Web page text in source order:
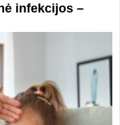
infekcijos –